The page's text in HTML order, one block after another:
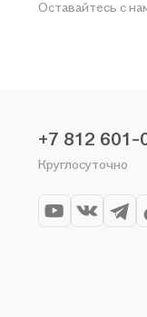
Оставайтесь с
+7 812 601-
Круглосуточно